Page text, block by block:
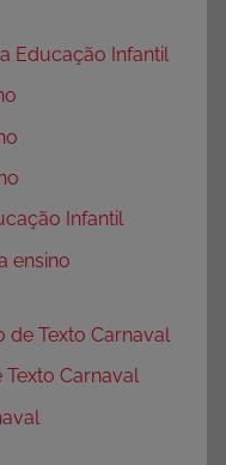
Educação Infantil
Infantil
ensino
de Texto Carnaval
Carnaval